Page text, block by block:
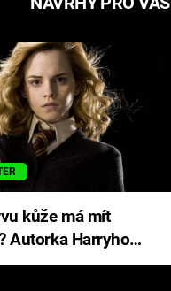
kůže má mít
Autorka Harryho
s ráznou